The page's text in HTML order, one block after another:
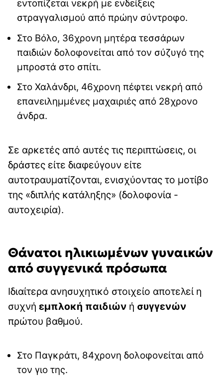
εντοπίζεται νεκρή με ενδείξεις
στραγγαλισμού από πρώην σύντροφο.
Στο Βόλο, 36χρονη μητέρα τεσσάρων
παιδιών δολοφονείται από τον σύζυγό της
μπροστά στο σπίτι.
Στο Χαλάνδρι, 46χρονη πέφτει νεκρή από
επανειλημμένες μαχαιριές από 28χρονο
άνδρα.
Σε αρκετές από αυτές τις περιπτώσεις, οι
δράστες είτε διαφεύγουν είτε
αυτοτραυματίζονται, ενισχύοντας το μοτίβο
της «διπλής κατάληξης» (δολοφονία -
αυτοχειρία).
Θάνατοι ηλικιωμένων γυναικών
από συγγενικά πρόσωπα
Ιδιαίτερα ανησυχητικό στοιχείο αποτελεί η
συχνή εμπλοκή παιδιών ή συγγενών
πρώτου βαθμού.
Στο Παγκράτι, 84χρονη δολοφονείται από
τον γιο της.